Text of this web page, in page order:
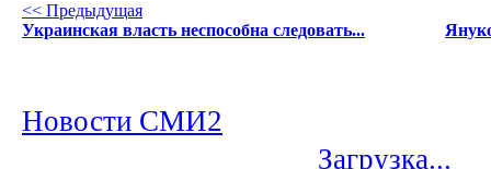
<< Предыдущая
Украинская власть неспособна следовать...
Новости СМИ2
Загрузка...